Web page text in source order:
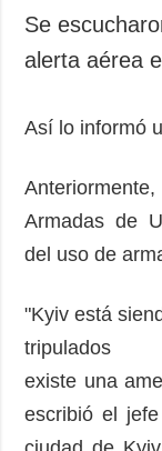
Podcasts
Publicaciones
Fotos
Releases
Se
alerta aérea
Así lo informó
Armadas de
del uso de
"Kyiv está
existe una
escribió el